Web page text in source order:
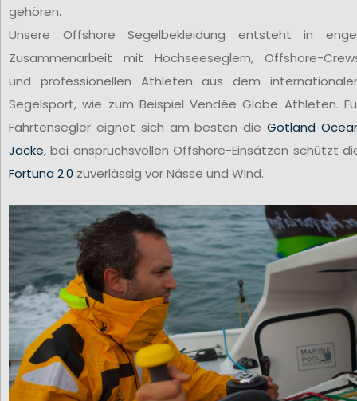
gehören.
Unsere Offshore Segelbekleidung entsteht in
Zusammenarbeit mit Hochseeseglern, Offshore-
und professionellen Athleten aus dem
Segelsport, wie zum Beispiel Vendée Globe Athleten.
Fahrtensegler eignet sich am besten dieGotland
Jacke, bei anspruchsvollen Offshore-Einsätzen schützt
Fortuna 2.0 zuverlässig vor Nässe und Wind.